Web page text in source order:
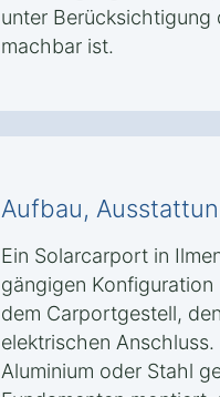
unter
machbar ist.
Aufbau,
Ein Solarcarport in
gängigen
dem Carportgestell,
elektrischen
Aluminium oder Stahl